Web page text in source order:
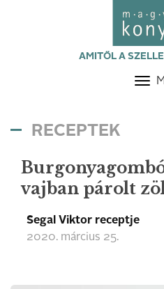
AMITŐL A
RECEPTEK
vajban párolt
Segal Viktor receptje
2020. március 25.